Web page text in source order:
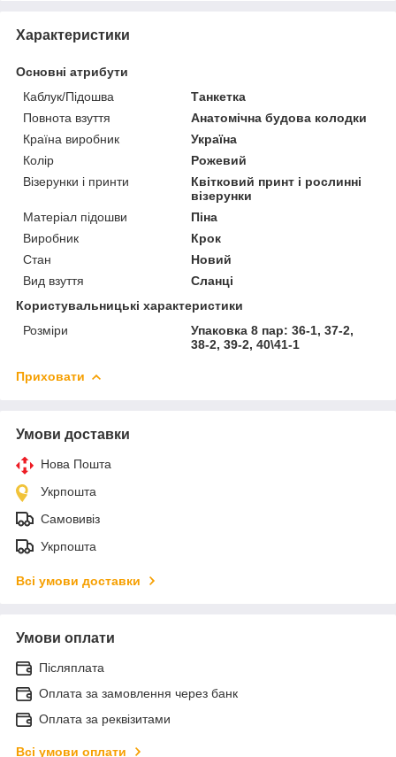
Характеристики
Основні атрибути
Каблук/Підошва
Танкетка
Повнота взуття
Анатомічна будова колодки
Країна виробник
Україна
Колір
Рожевий
Візерунки і принти
Квітковий принт і рослинні
візерунки
Матеріал підошви
Піна
Виробник
Крок
Стан
Новий
Вид взуття
Сланці
Користувальницькі характеристики
Розміри
Упаковка 8 пар: 36-1, 37-2,
38-2, 39-2, 40\41-1
Приховати
Умови доставки
Нова Пошта
Укрпошта
Самовивіз
Укрпошта
Всі умови доставки
Умови оплати
Післяплата
Оплата за замовлення через банк
Оплата за реквізитами
Всі умови оплати